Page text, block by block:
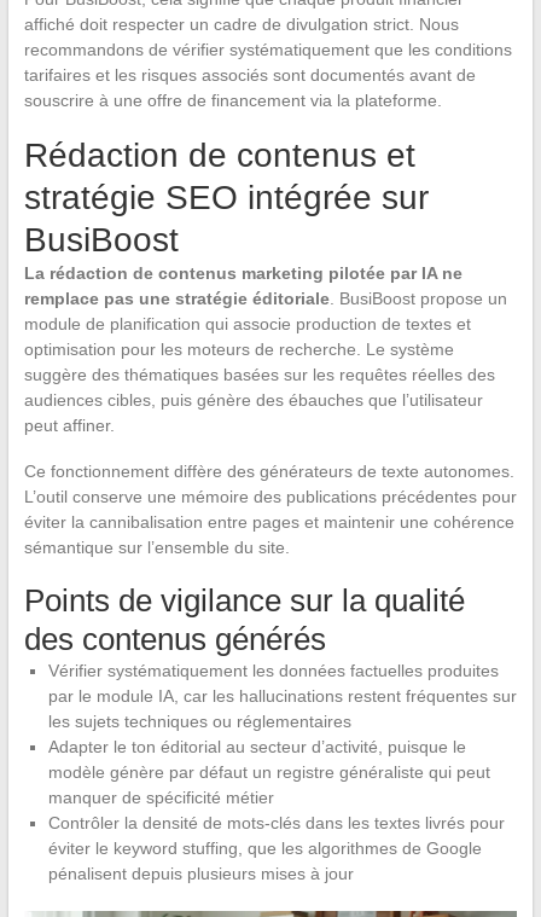
affiché doit respecter un cadre de divulgation strict. Nous
recommandons de vérifier systématiquement que les conditions
tarifaires et les risques associés sont documentés avant de
souscrire à une offre de financement via la plateforme.
Rédaction de contenus et
stratégie SEO intégrée sur
BusiBoost
La rédaction de contenus marketing pilotée par IA ne
remplace pas une stratégie éditoriale. BusiBoost propose un
module de planification qui associe production de textes et
optimisation pour les moteurs de recherche. Le système
suggère des thématiques basées sur les requêtes réelles des
audiences cibles, puis génère des ébauches que l’utilisateur
peut affiner.
Ce fonctionnement diffère des générateurs de texte autonomes.
L’outil conserve une mémoire des publications précédentes pour
éviter la cannibalisation entre pages et maintenir une cohérence
sémantique sur l’ensemble du site.
Points de vigilance sur la qualité
des contenus générés
Vérifier systématiquement les données factuelles produites
par le module IA, car les hallucinations restent fréquentes sur
les sujets techniques ou réglementaires
Adapter le ton éditorial au secteur d’activité, puisque le
modèle génère par défaut un registre généraliste qui peut
manquer de spécificité métier
Contrôler la densité de mots-clés dans les textes livrés pour
éviter le keyword stuffing, que les algorithmes de Google
pénalisent depuis plusieurs mises à jour